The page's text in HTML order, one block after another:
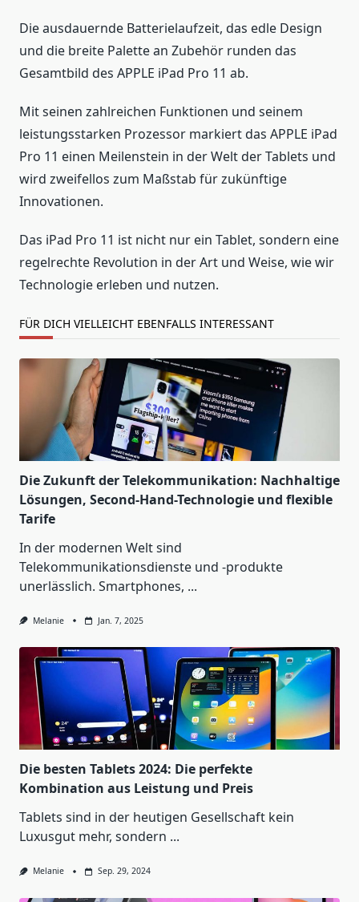
Die ausdauernde Batterielaufzeit, das edle Design
und die breite Palette an Zubehör runden das
Gesamtbild des APPLE iPad Pro 11 ab.
Mit seinen zahlreichen Funktionen und seinem
leistungsstarken Prozessor markiert das APPLE iPad
Pro 11 einen Meilenstein in der Welt der Tablets und
wird zweifellos zum Maßstab für zukünftige
Innovationen.
Das iPad Pro 11 ist nicht nur ein Tablet, sondern eine
regelrechte Revolution in der Art und Weise, wie wir
Technologie erleben und nutzen.
FÜR DICH VIELLEICHT EBENFALLS INTERESSANT
Die Zukunft der Telekommunikation: Nachhaltige
Lösungen, Second-Hand-Technologie und flexible
Tarife
In der modernen Welt sind
Telekommunikationsdienste und -produkte
unerlässlich. Smartphones, ...
Melanie Jan. 7, 2025
Die besten Tablets 2024: Die perfekte
Kombination aus Leistung und Preis
Tablets sind in der heutigen Gesellschaft kein
Luxusgut mehr, sondern ...
Melanie Sep. 29, 2024